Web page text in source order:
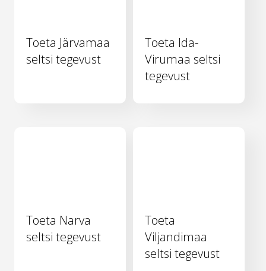
Toeta Järvamaa
seltsi tegevust
Toeta Ida-
Virumaa seltsi
tegevust
Toeta Narva
seltsi tegevust
Toeta
Viljandimaa
seltsi tegevust